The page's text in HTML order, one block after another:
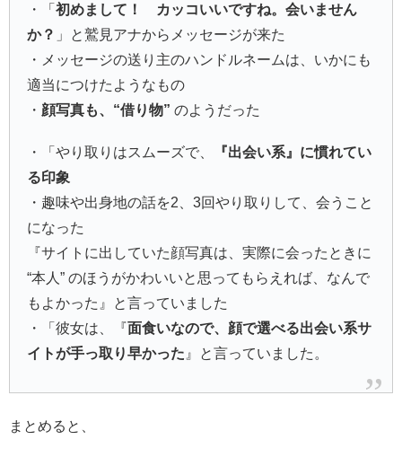
・「初めまして！ カッコいいですね。会いません
か？ 」と鷲見アナからメッセージが来た
・メッセージの送り主のハンドルネームは、いかにも
適当につけたようなもの
・ 顔写真も、“借り物” のようだった
・「やり取りはスムーズで、
『出会い系』に慣れてい
る印象
・趣味や出身地の話を2、3回やり取りして、会うこと
になった
『サイトに出していた顔写真は、実際に会ったときに
“本人” のほうがかわいいと思ってもらえれば、なんで
もよかった』と言っていました
・「彼女は、『面食いなので、顔で選べる出会い系サ
イトが手っ取り早かった 』と言っていました。
まとめると、